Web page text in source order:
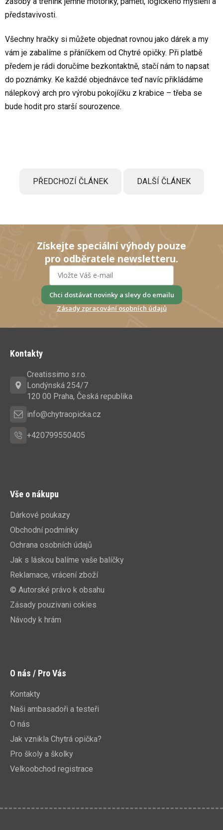
představivosti.
Všechny hračky si můžete objednat rovnou jako dárek a my
vám je zabalíme s přáníčkem od Chytré opičky. Při platbě
předem je rádi doručíme bezkontaktně, stačí nám to napsat
do poznámky. Ke každé objednávce teď navíc přikládáme
nálepkový arch pro výrobu pokojíčku z krabice – třeba se
bude hodit pro starší sourozence.
PŘEDCHOZÍ ČLÁNEK DALŠÍ ČLÁNEK
Získejte speciální výhody pouze
pro odběratele newsletteru.
Chci dostávat novinky a slevy do emailu
Zásady zpracování osobních údajů
Kontakty
Creatissimo s.r.o.
Londýnská 254/7
120 00 Praha, Česká republika
info@chytraopicka.cz
+420799550405
Vše o nákupu
Dárkové poukazy
Obchodní podmínky
Ochrana osobních údajů
Jak s láskou balíme vaše balíčky
Reklamace, vrácení zboží
© Autorské právo k obsahu
Zásady pouzivani cokies
Návody k hrám
O nás / Pro Vás
Kontakty
Naši ambasadoři a testeři
O nás
Jak vznikla Chytrá opička?
Pro školy a školky
Velkoobchod registrace